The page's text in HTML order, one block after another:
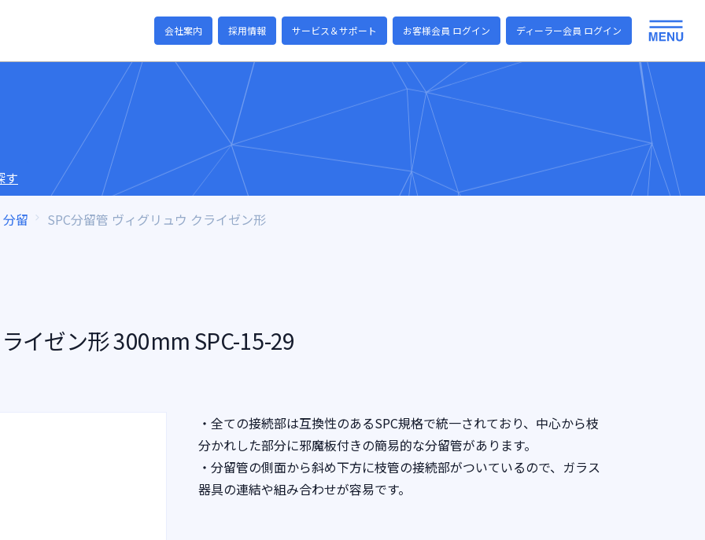
会社案内 採用情報 サービス＆サポート お客様会員 ログイン ディーラー会員 ログイン
す
分留 SPC分留管 ヴィグリュウ クライゼン形
イゼン形 300mm SPC-15-29
・全ての接続部は互換性のあるSPC規格で統一されており、中心から枝
分かれした部分に邪魔板付きの簡易的な分留管があります。
・分留管の側面から斜め下方に枝管の接続部がついているので、ガラス
器具の連結や組み合わせが容易です。